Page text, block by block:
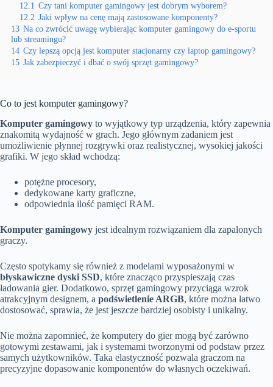
12.1 Czy tani komputer gamingowy jest dobrym wyborem?
12.2 Jaki wpływ na cenę mają zastosowane komponenty?
13 Na co zwrócić uwagę wybierając komputer gamingowy do e-sportu
lub streamingu?
14 Czy lepszą opcją jest komputer stacjonarny czy laptop gamingowy?
15 Jak zabezpieczyć i dbać o swój sprzęt gamingowy?
Co to jest komputer gamingowy?
Komputer gamingowy to wyjątkowy typ urządzenia, który zapewnia
znakomitą wydajność w grach. Jego głównym zadaniem jest
umożliwienie płynnej rozgrywki oraz realistycznej, wysokiej jakości
grafiki. W jego skład wchodzą:
potężne procesory,
dedykowane karty graficzne,
odpowiednia ilość pamięci RAM.
Komputer gamingowy jest idealnym rozwiązaniem dla zapalonych
graczy.
Często spotykamy się również z modelami wyposażonymi w
błyskawiczne dyski SSD, które znacząco przyspieszają czas
ładowania gier. Dodatkowo, sprzęt gamingowy przyciąga wzrok
atrakcyjnym designem, a podświetlenie ARGB, które można łatwo
dostosować, sprawia, że jest jeszcze bardziej osobisty i unikalny.
Nie można zapomnieć, że komputery do gier mogą być zarówno
gotowymi zestawami, jak i systemami tworzonymi od podstaw przez
samych użytkowników. Taka elastyczność pozwala graczom na
precyzyjne dopasowanie komponentów do własnych oczekiwań.